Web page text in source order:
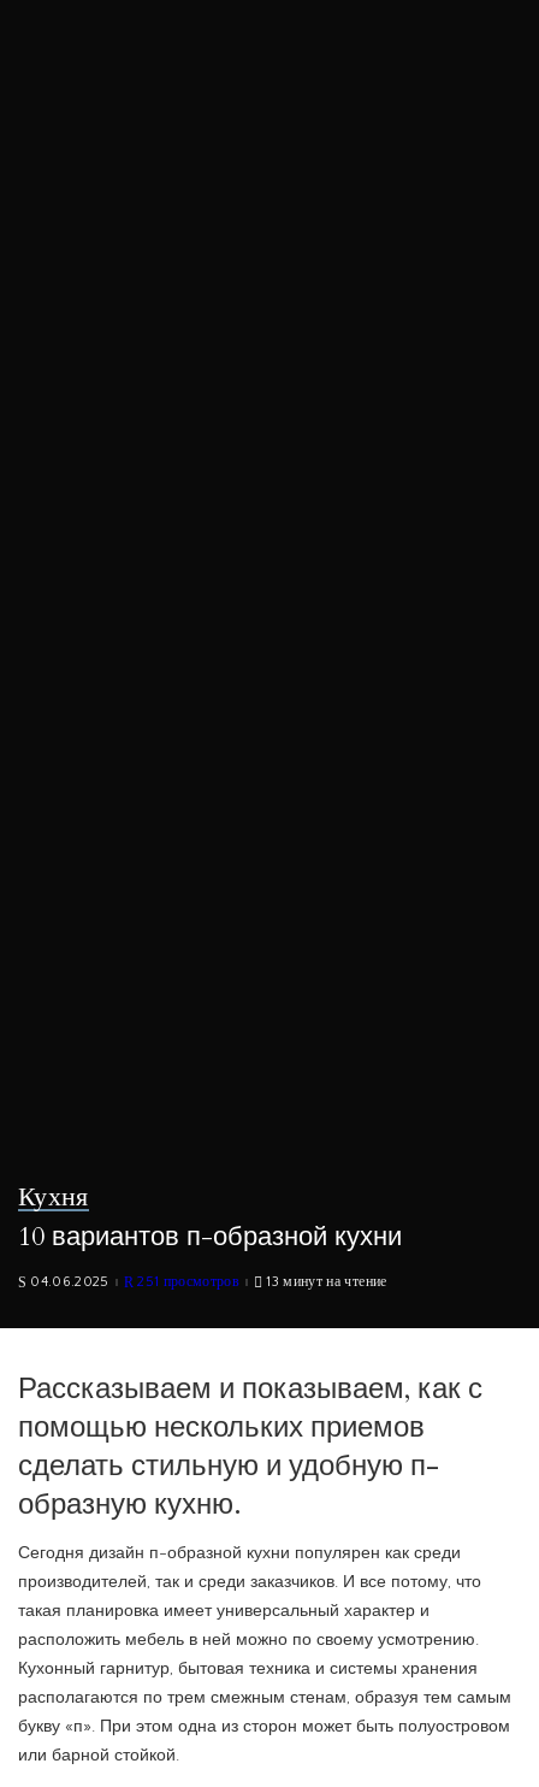
Кухня
10 вариантов п-образной кухни
04.06.2025 251 просмотров 13 минут на чтение
Рассказываем и показываем, как с
помощью нескольких приемов
сделать стильную и удобную п-
образную кухню.
Сегодня дизайн п-образной кухни популярен как среди
производителей, так и среди заказчиков. И все потому, что
такая планировка имеет универсальный характер и
расположить мебель в ней можно по своему усмотрению.
Кухонный гарнитур, бытовая техника и системы хранения
располагаются по трем смежным стенам, образуя тем самым
букву «п». При этом одна из сторон может быть полуостровом
или барной стойкой.